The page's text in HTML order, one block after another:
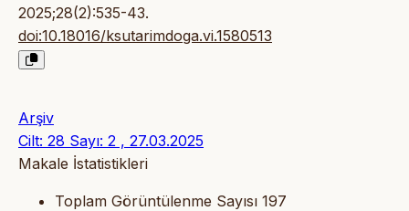
2025;28(2):535-43.
doi:10.18016/ksutarimdoga.vi.1580513
Arşiv
Cilt: 28 Sayı: 2 , 27.03.2025
Makale İstatistikleri
Toplam Görüntülenme Sayısı 197